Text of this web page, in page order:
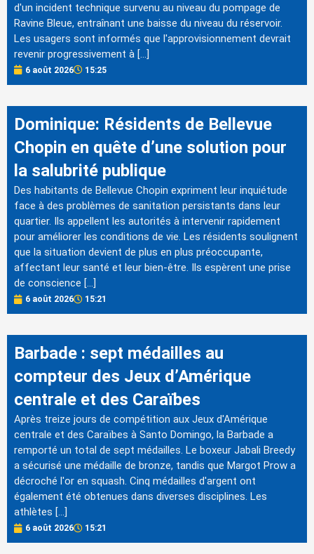
d'un incident technique survenu au niveau du pompage de
Ravine Bleue, entraînant une baisse du niveau du réservoir.
Les usagers sont informés que l'approvisionnement devrait
revenir progressivement à […]
6 août 2026 15:25
Dominique: Résidents de Bellevue
Chopin en quête d’une solution pour
la salubrité publique
Des habitants de Bellevue Chopin expriment leur inquiétude
face à des problèmes de sanitation persistants dans leur
quartier. Ils appellent les autorités à intervenir rapidement
pour améliorer les conditions de vie. Les résidents soulignent
que la situation devient de plus en plus préoccupante,
affectant leur santé et leur bien-être. Ils espèrent une prise
de conscience […]
6 août 2026 15:21
Barbade : sept médailles au
compteur des Jeux d’Amérique
centrale et des Caraïbes
Après treize jours de compétition aux Jeux d'Amérique
centrale et des Caraïbes à Santo Domingo, la Barbade a
remporté un total de sept médailles. Le boxeur Jabali Breedy
a sécurisé une médaille de bronze, tandis que Margot Prow a
décroché l'or en squash. Cinq médailles d'argent ont
également été obtenues dans diverses disciplines. Les
athlètes […]
6 août 2026 15:21